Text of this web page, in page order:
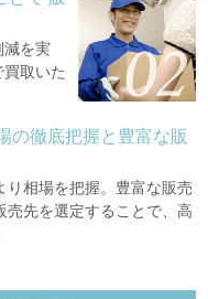
減を実
取いた
の徹底把握と豊富な販
り相場を把握。豊富な販売
売先を選定することで、高